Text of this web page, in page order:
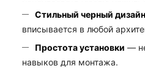
Стильный черный дизайн
вписывается в любой
Простота установки —
навыков для монтажа.